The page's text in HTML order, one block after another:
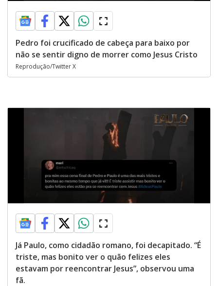
Pedro foi crucificado de cabeça para baixo por
não se sentir digno de morrer como Jesus Cristo
Reprodução/Twitter X
Já Paulo, como cidadão romano, foi decapitado. “É
triste, mas bonito ver o quão felizes eles
estavam por reencontrar Jesus”, observou uma
fã.